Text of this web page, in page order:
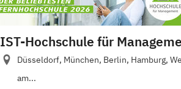
IST-Hochschule für
Düsseldorf, München, Berlin, Hamburg,
am...